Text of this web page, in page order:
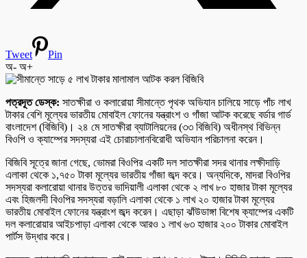
Tweet
Pin
অ- অ+
পত্রদূত ডেস্ক: সাতক্ষীরা ও কলারোয়া সীমান্তে পৃথক অভিযান চালিয়ে সাড়ে পাঁচ লাখ
টাকার বেশি মূল্যের ভারতীয় মোবাইল ফোনের যন্ত্রাংশ ও গাঁজা আটক করেছে বর্ডার গার্ড
বাংলাদেশ (বিজিবি)। ২৪ মে সাতক্ষীরা ব্যাটালিয়নের (৩৩ বিজিবি) অধীনস্থ বিভিন্ন
বিওপি ও ক্যাম্পের সদস্যরা এই চোরাচালানবিরোধী অভিযান পরিচালনা করেন।
বিজিবি সূত্রে জানা গেছে, ভোমরা বিওপির একটি দল সাতক্ষীরা সদর থানার লক্ষীদাড়ি
এলাকা থেকে ১,৭৫০ টাকা মূল্যের ভারতীয় গাঁজা জব্দ করে। অন্যদিকে, মাদরা বিওপির
সদস্যরা কলারোয়া থানার উত্তর ভাদিয়ালী এলাকা থেকে ২ লাখ ৮০ হাজার টাকা মূল্যের
এবং হিজলদী বিওপির সদস্যরা বড়ালি এলাকা থেকে ১ লাখ ২০ হাজার টাকা মূল্যের
ভারতীয় মোবাইল ফোনের যন্ত্রাংশ জব্দ করেন। এছাড়া ঝাঁউডাঙ্গা বিশেষ ক্যাম্পের একটি
দল কলারোয়ার আইচপাড়া এলাকা থেকে আরও ১ লাখ ৬৩ হাজার ২০০ টাকার মোবাইল
পার্টস উদ্ধার করে।